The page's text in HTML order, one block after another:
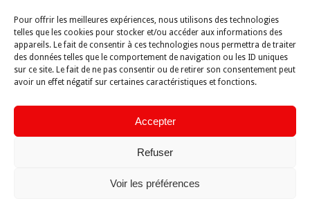
Pour offrir les meilleures expériences, nous utilisons des technologies
telles que les cookies pour stocker et/ou accéder aux informations des
appareils. Le fait de consentir à ces technologies nous permettra de traiter
des données telles que le comportement de navigation ou les ID uniques
sur ce site. Le fait de ne pas consentir ou de retirer son consentement peut
avoir un effet négatif sur certaines caractéristiques et fonctions.
Accepter
Refuser
Voir les préférences
TOP INSOLITE
TOP SANTE